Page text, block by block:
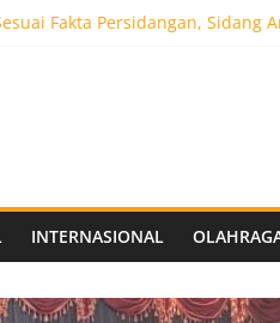
Fakta Persidangan, Sidang
Berkapasitas 10 Ribu Penonton,
Perjuangan di Final OLIVIA XI
Keamanan Website dan
INTERNASIONAL